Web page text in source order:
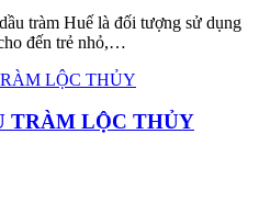
tràm Huế là đối tượng sử dụng
đến trẻ nhỏ,…
TRÀM LỘC THỦY